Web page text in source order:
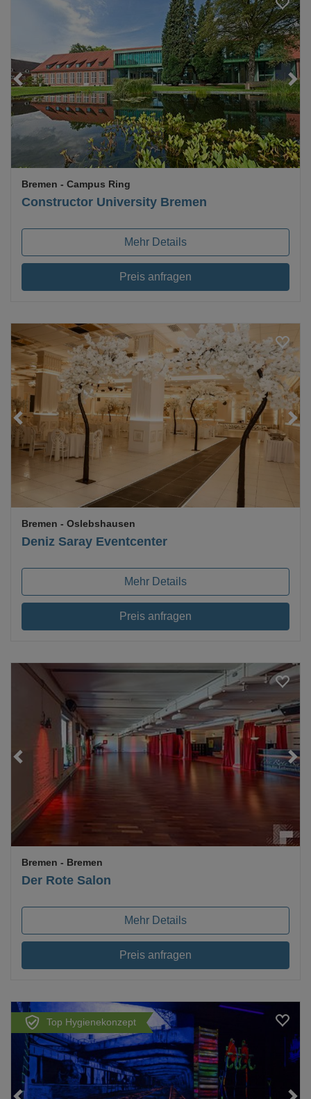
Constructor University Bremen
Bremen - Campus Ring
Mehr Details
Preis anfragen
Deniz Saray Eventcenter
Bremen - Oslebshausen
Mehr Details
Preis anfragen
Der Rote Salon
Bremen - Bremen
Mehr Details
Preis anfragen
Top Hygienekonzept
Loading...